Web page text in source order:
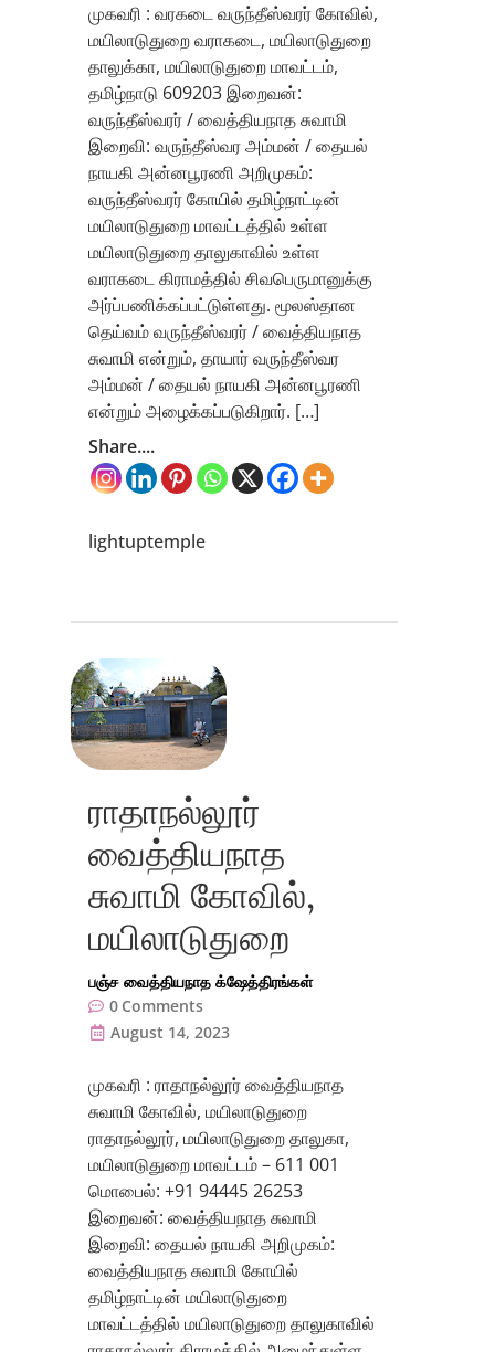
முகவரி : வரகடை வருந்தீஸ்வரர் கோவில்,
மயிலாடுதுறை வராகடை, மயிலாடுதுறை
தாலுக்கா, மயிலாடுதுறை மாவட்டம்,
தமிழ்நாடு 609203 இறைவன்:
வருந்தீஸ்வரர் / வைத்தியநாத சுவாமி
இறைவி: வருந்தீஸ்வர அம்மன் / தையல்
நாயகி அன்னபூரணி அறிமுகம்:
வருந்தீஸ்வரர் கோயில் தமிழ்நாட்டின்
மயிலாடுதுறை மாவட்டத்தில் உள்ள
மயிலாடுதுறை தாலுகாவில் உள்ள
வராகடை கிராமத்தில் சிவபெருமானுக்கு
அர்ப்பணிக்கப்பட்டுள்ளது. மூலஸ்தான
தெய்வம் வருந்தீஸ்வரர் / வைத்தியநாத
சுவாமி என்றும், தாயார் வருந்தீஸ்வர
அம்மன் / தையல் நாயகி அன்னபூரணி
என்றும் அழைக்கப்படுகிறார். […]
Share....
lightuptemple
ராதாநல்லூர்
வைத்தியநாத
சுவாமி கோவில்,
மயிலாடுதுறை
பஞ்ச வைத்தியநாத க்ஷேத்திரங்கள்
0 Comments
August 14, 2023
முகவரி : ராதாநல்லூர் வைத்தியநாத
சுவாமி கோவில், மயிலாடுதுறை
ராதாநல்லூர், மயிலாடுதுறை தாலுகா,
மயிலாடுதுறை மாவட்டம் – 611 001
மொபைல்: +91 94445 26253
இறைவன்: வைத்தியநாத சுவாமி
இறைவி: தையல் நாயகி அறிமுகம்:
வைத்தியநாத சுவாமி கோயில்
தமிழ்நாட்டின் மயிலாடுதுறை
மாவட்டத்தில் மயிலாடுதுறை தாலுகாவில்